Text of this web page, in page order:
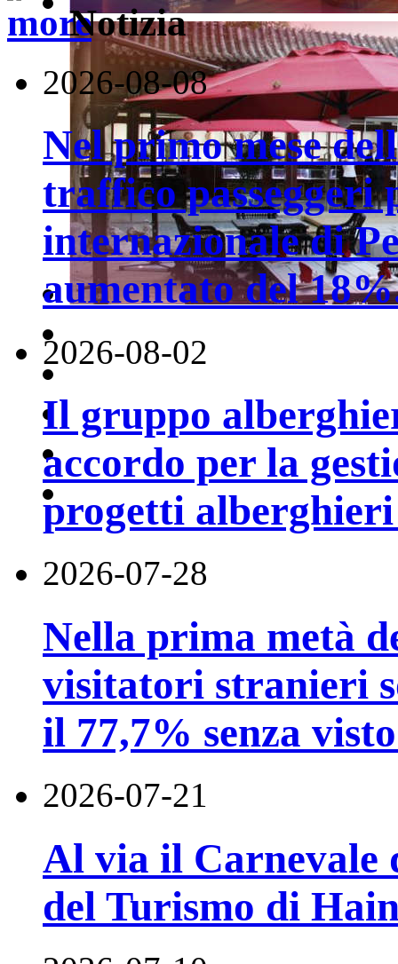
Notizia
2026-08-08
Nel primo mese
traffico passeggeri
internazionale di
aumentato del
2026-08-02
Il gruppo
accordo per la
progetti
2026-07-28
Nella prima metà
visitatori stranieri
il 77,7% senza
2026-07-21
Al via il Carnevale
del Turismo di